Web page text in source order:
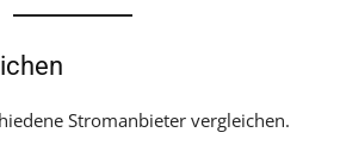
Stromanbieter vergleichen.